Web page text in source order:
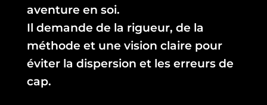
aventure en soi.
Il demande de la rigueur, de la
méthode et une vision claire pour
éviter la dispersion et les erreurs de
cap.